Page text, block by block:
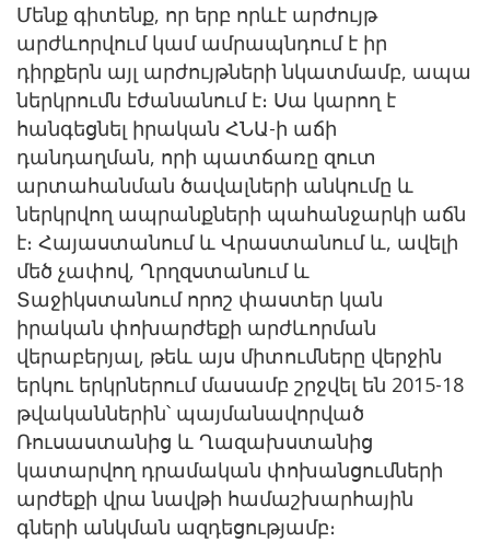
Մենք գիտենք, որ երբ որևէ արժույթ
արժևորվում կամ ամրապնդում է իր
դիրքերն այլ արժույթների նկատմամբ, ապա
ներկրումն էժանանում է։ Սա կարող է
հանգեցնել իրական ՀՆԱ-ի աճի
դանդաղման, որի պատճառը զուտ
արտահանման ծավալների անկումը և
ներկրվող ապրանքների պահանջարկի աճն
է։ Հայաստանում և Վրաստանում և, ավելի
մեծ չափով, Ղրղզստանում և
Տաջիկստանում որոշ փաստեր կան
իրական փոխարժեքի արժևորման
վերաբերյալ, թեև այս միտումները վերջին
երկու երկրներում մասամբ շրջվել են 2015-18
թվականներին՝ պայմանավորված
Ռուսաստանից և Ղազախստանից
կատարվող դրամական փոխանցումների
արժեքի վրա նավթի համաշխարհային
գների անկման ազդեցությամբ։